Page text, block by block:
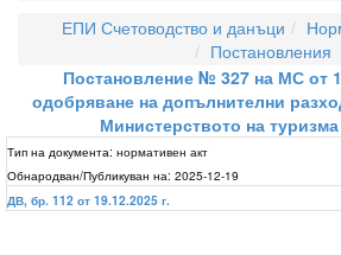
ЕПИ Счетоводство и данъци
Постановления
Постановление № 327 на МС от
одобряване на допълнителни
Министерството на туризма
Тип на документа: нормативен акт
Обнародван/Публикуван на: 2025-12-19
ДВ, бр. 112 от 19.12.2025 г.